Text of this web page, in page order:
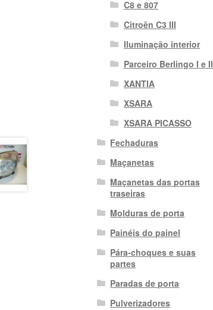
C8 e 807
Citroën C3 III
Iluminação interior
Parceiro Berlingo I e II
XANTIA
XSARA
XSARA PICASSO
Fechaduras
Maçanetas
Maçanetas das portas
traseiras
Molduras de porta
Painéis do painel
Pára-choques e suas
partes
Paradas de porta
Pulverizadores